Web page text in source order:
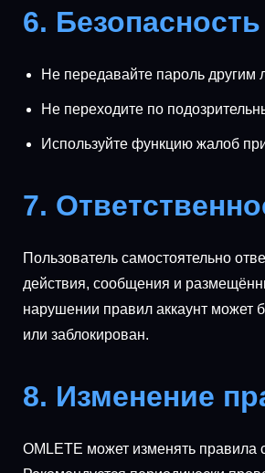
6. Безопасность
Не передавайте пароль другим
Не переходите по
Используйте функцию жалоб
7.
Пользователь самостоятельно
действия, сообщения и
нарушении правил аккаунт может
или заблокирован.
8. Изменение
OMLETE может изменять правила